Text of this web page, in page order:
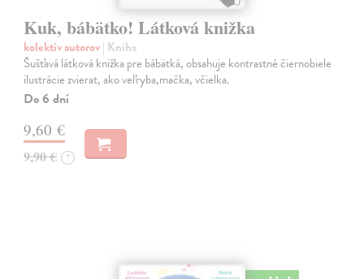
Kuk, bábätko! Látková knižka
kolektív autorov| Kniha
Šušťavá látková knižka pre bábätká, obsahuje kontrastné čiernobiele
ilustrácie zvierat, ako veľryba,mačka, včielka.
Do 6 dní
9,60 €
9,90 € ?